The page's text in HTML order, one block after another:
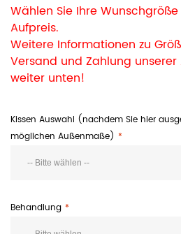
Wählen Sie Ihre
Aufpreis.
Weitere Informationen zu
Versand und Zahlung unserer
weiter unten!
Kissen Auswahl (nachdem Sie hier
möglichen Außenmaße)
Behandlung